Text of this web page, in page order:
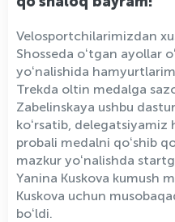
Velosportchilarimizdan
Shosseda oʻtgan ayollar
yoʻnalishida
Trekda oltin medalga
Zabelinskaya ushbu
koʻrsatib, delegatsiyamiz
probali medalni qoʻshib
mazkur yoʻnalishda
Yanina Kuskova kumush
Kuskova uchun
boʻldi.